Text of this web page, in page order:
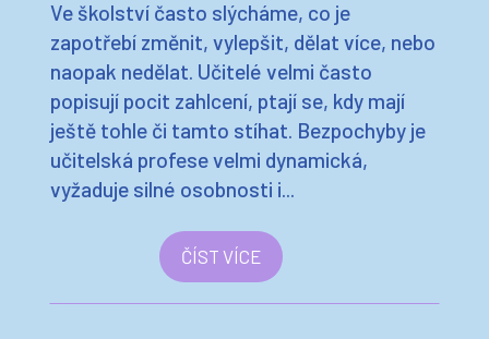
Ve školství často slýcháme, co je
zapotřebí změnit, vylepšit, dělat více, nebo
naopak nedělat. Učitelé velmi často
popisují pocit zahlcení, ptají se, kdy mají
ještě tohle či tamto stíhat. Bezpochyby je
učitelská profese velmi dynamická,
vyžaduje silné osobnosti i...
ČÍST VÍCE